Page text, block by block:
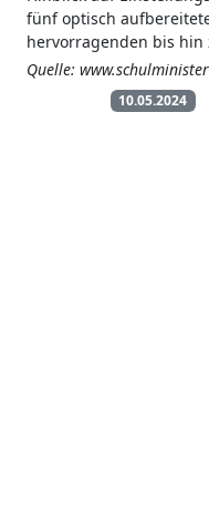
fünf optisch
hervorragenden bis
Quelle:
10.05.2024